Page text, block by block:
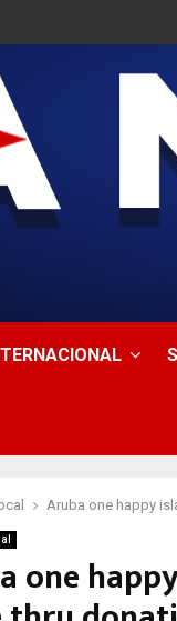
Aruba one happy
one